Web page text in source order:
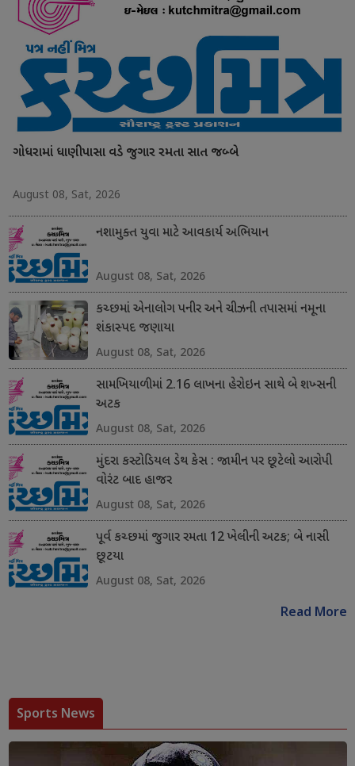
ગોધરામાં ધાણીપાસા વડે જુગાર રમતા સાત જબ્બે
August 08, Sat, 2026
નશામુક્ત યુવા માટે આવકાર્ય અભિયાન
August 08, Sat, 2026
કચ્છમાં એનાલોગ પનીર અને ચીઝની તપાસમાં નમૂના
શંકાસ્પદ જણાયા
August 08, Sat, 2026
સામખિયાળીમાં 2.16 લાખના હેરોઇન સાથે બે શખ્સની
અટક
August 08, Sat, 2026
મુંદરા કસ્ટોડિયલ ડેથ કેસ : જામીન પર છૂટેલો આરોપી
વોરંટ બાદ હાજર
August 08, Sat, 2026
પૂર્વ કચ્છમાં જુગાર રમતા 12 ખેલીની અટક; બે નાસી
છૂટયા
August 08, Sat, 2026
Read More
Sports News